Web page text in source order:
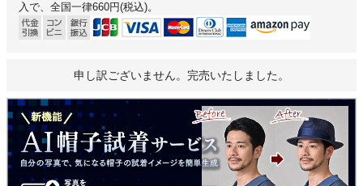
入で、全国一律660円(税込)。
申し訳ございません。完売いたしました。